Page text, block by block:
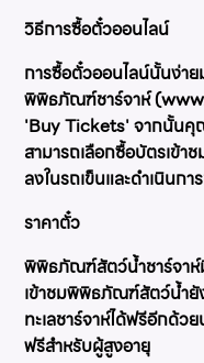
วิธีการซื้อตั๋วออนไลน์
การซื้อตั๋วออนไลน์นั้นง่าย
พิพิธภัณฑ์ชาร์จาห์
'Buy Tickets' จากนั้นคุ
สามารถเลือกซื้อบัตรเข้
ลงในรถเข็นและดำเนินกา
ราคาตั๋ว
พิพิธภัณฑ์สัตว์น้ำชาร์จาห์
เข้าชมพิพิธภัณฑ์สัตว์น้ำ
ทะเลชาร์จาห์ได้ฟรีอีกด้
ฟรีสำหรับผู้สูงอายุ